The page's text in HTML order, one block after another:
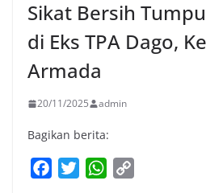
Sikat Bersih
di Eks TPA Dago,
Armada
20/11/2025 admin
Bagikan berita:
W